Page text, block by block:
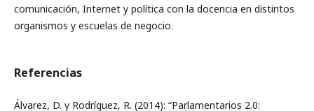
comunicación, Internet y política con la docencia en distintos
organismos y escuelas de negocio.
Referencias
Álvarez, D. y Rodríguez, R. (2014): “Parlamentarios 2.0: